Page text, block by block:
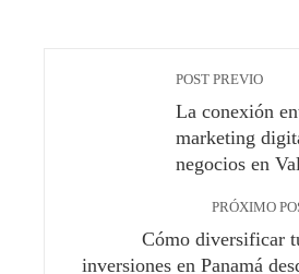
POST PREVIO
La conexión
marketing
negocios en
PRÓXIMO
Cómo diversificar
inversiones en Panamá